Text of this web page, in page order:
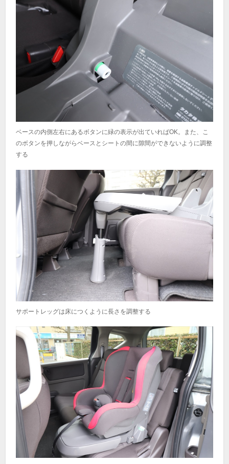
ベースの内側左右にあるボタンに緑の表示が出ていればOK。また、こ
のボタンを押しながらベースとシートの間に隙間ができないように調整
する
サポートレッグは床につくように長さを調整する